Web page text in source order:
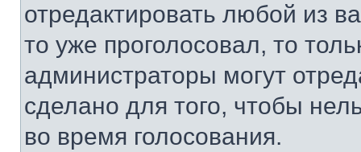
отредактировать любой из
то уже проголосовал, то
администраторы могут
сделано для того, чтобы
во время голосования.